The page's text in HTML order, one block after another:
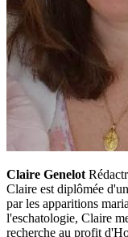
Claire Genelot
Claire est diplômée
par les apparitions
l'eschatologie, Claire
recherche au profit